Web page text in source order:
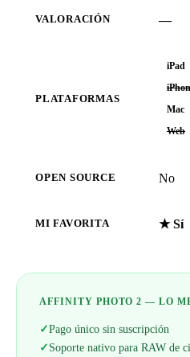
VALORACIÓN —
PLATAFORMAS
iPad
Mac
Web
OPEN SOURCE No
MI FAVORITA ★ Sí
AFFINITY PHOTO 2 — LO
✓Pago único sin suscripción
✓Soporte nativo para RAW de